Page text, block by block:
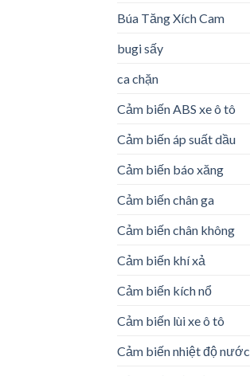
Búa Tăng Xích Cam
bugi sấy
ca chặn
Cảm biến ABS xe ô tô
Cảm biến áp suất dầu
Cảm biến báo xăng
Cảm biến chân ga
Cảm biến chân không
Cảm biến khí xả
Cảm biến kích nổ
Cảm biến lùi xe ô tô
Cảm biến nhiệt độ nước